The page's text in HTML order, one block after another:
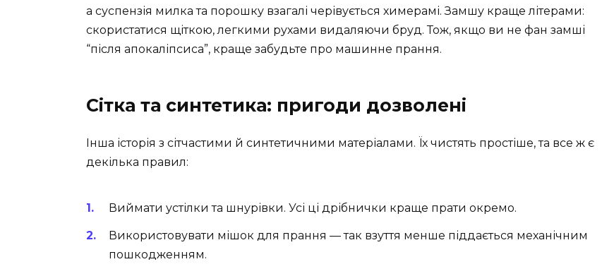
а суспензія милка та порошку взагалі черівується химерамі. Замшу краще літерами:
скористатися щіткою, легкими рухами видаляючи бруд. Тож, якщо ви не фан замші
“після апокаліпсиса”, краще забудьте про машинне прання.
Сітка та синтетика: пригоди дозволені
Інша історія з сітчастими й синтетичними матеріалами. Їх чистять простіше, та все ж є
декілька правил:
Виймати устілки та шнурівки. Усі ці дрібнички краще прати окремо.
Використовувати мішок для прання — так взуття менше піддається механічним
пошкодженням.